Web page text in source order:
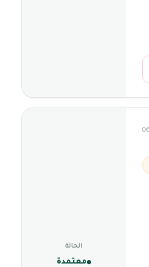
الحالة
معتمدة